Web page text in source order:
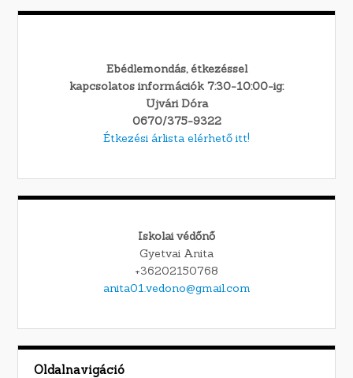
Ebédlemondás, étkezéssel
kapcsolatos információk 7:30-10:00-ig:
Ujvári Dóra
0670/375-9322
Étkezési árlista elérhető itt!
Iskolai védőnő
Gyetvai Anita
+36202150768
anita01.vedono@gmail.com
Oldalnavigáció